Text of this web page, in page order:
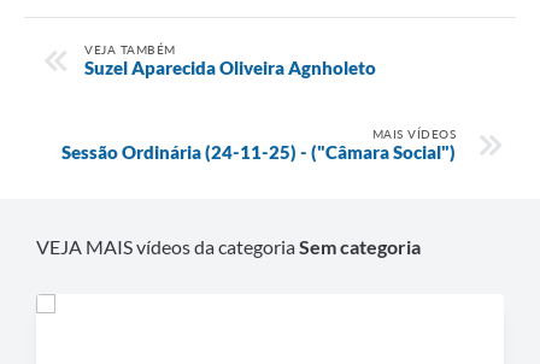
VEJA TAMBÉM
Suzel Aparecida Oliveira Agnholeto
MAIS VÍDEOS
Sessão Ordinária (24-11-25) - ("Câmara Social")
VEJA MAIS vídeos da categoriaSem categoria